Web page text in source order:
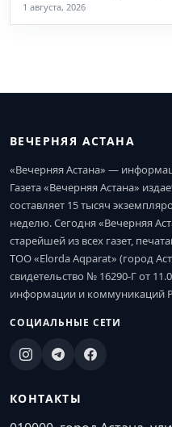
1 августа, 2026
ВЕЧЕРНЯЯ АСТАНА
«Вечерняя Астана» —
Газета «Вечерняя Астана»
составляет 15 тысяч
неделю. Сегодня «Вечерняя
старейшей из всех газет,
ТОО «Elorda Aqparat» (город
свидетельство № 16290-Г от
информации и коммуникаций
СОЦИАЛЬНЫЕ СЕТИ
КОНТАКТЫ